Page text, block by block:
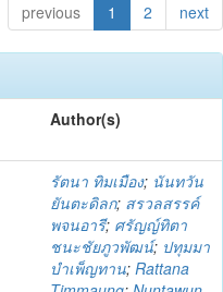
previous 1 2 next
Author(s)
รัตนา ทิมเมือง; นันทวัน
ยันตะดิลก; สรวลสรรค์
พจนอารี; ศรัญญ์ทิตา
ชนะชัยภูวพัฒน์; ปทุมมา
บำเพ็ญทาน; Rattana